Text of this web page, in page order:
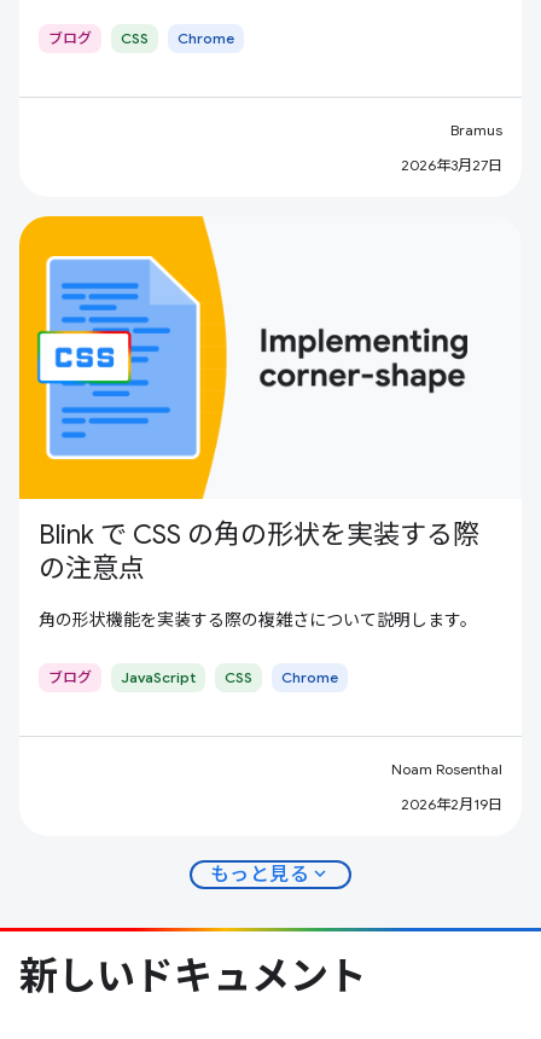
ブログ CSS Chrome
Bramus
2026年3月27日
Blink で CSS の角の形状を実装する際
の注意点
角の形状機能を実装する際の複雑さについて説明します。
ブログ JavaScript CSS Chrome
Noam Rosenthal
2026年2月19日
もっと見る expand_more
新しいドキュメント